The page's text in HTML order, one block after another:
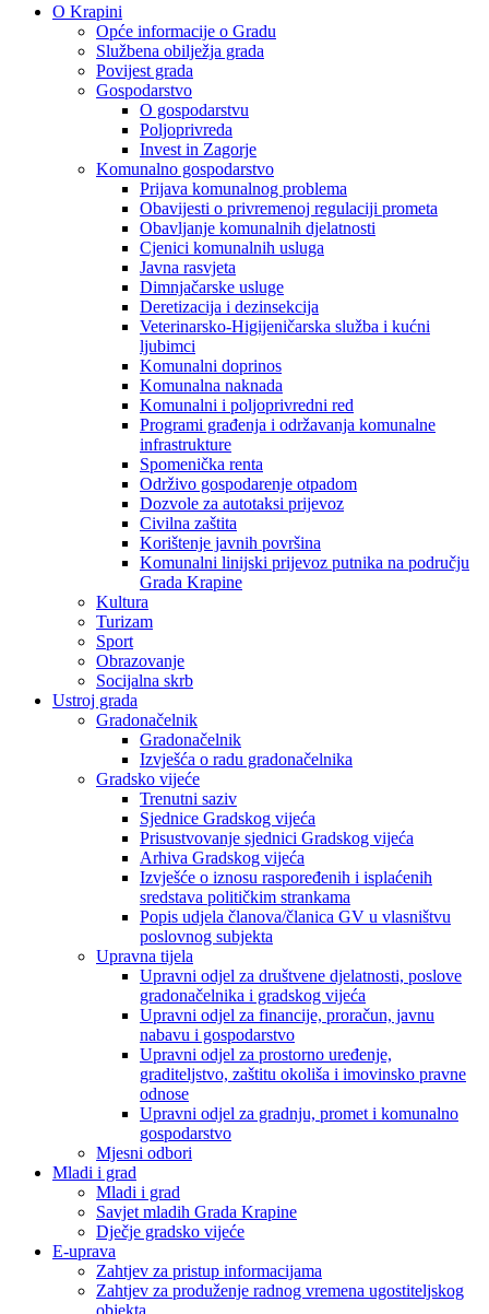
O Krapini
Opće informacije o Gradu
Službena obilježja grada
Povijest grada
Gospodarstvo
O gospodarstvu
Poljoprivreda
Invest in Zagorje
Komunalno gospodarstvo
Prijava komunalnog problema
Obavijesti o privremenoj regulaciji prometa
Obavljanje komunalnih djelatnosti
Cjenici komunalnih usluga
Javna rasvjeta
Dimnjačarske usluge
Deretizacija i dezinsekcija
Veterinarsko-Higijeničarska služba i kućni
ljubimci
Komunalni doprinos
Komunalna naknada
Komunalni i poljoprivredni red
Programi građenja i održavanja komunalne
infrastrukture
Spomenička renta
Održivo gospodarenje otpadom
Dozvole za autotaksi prijevoz
Civilna zaštita
Korištenje javnih površina
Komunalni linijski prijevoz putnika na području
Grada Krapine
Kultura
Turizam
Sport
Obrazovanje
Socijalna skrb
Ustroj grada
Gradonačelnik
Gradonačelnik
Izvješća o radu gradonačelnika
Gradsko vijeće
Trenutni saziv
Sjednice Gradskog vijeća
Prisustvovanje sjednici Gradskog vijeća
Arhiva Gradskog vijeća
Izvješće o iznosu raspoređenih i isplaćenih
sredstava političkim strankama
Popis udjela članova/članica GV u vlasništvu
poslovnog subjekta
Upravna tijela
Upravni odjel za društvene djelatnosti, poslove
gradonačelnika i gradskog vijeća
Upravni odjel za financije, proračun, javnu
nabavu i gospodarstvo
Upravni odjel za prostorno uređenje,
graditeljstvo, zaštitu okoliša i imovinsko pravne
odnose
Upravni odjel za gradnju, promet i komunalno
gospodarstvo
Mjesni odbori
Mladi i grad
Mladi i grad
Savjet mladih Grada Krapine
Dječje gradsko vijeće
E-uprava
Zahtjev za pristup informacijama
Zahtjev za produženje radnog vremena ugostiteljskog
objekta